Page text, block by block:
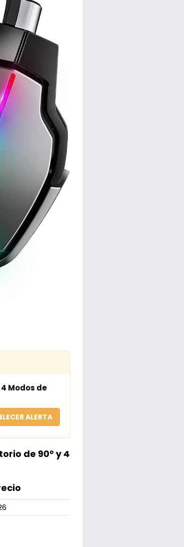
Modos de
ALERTA
de 90° y 4